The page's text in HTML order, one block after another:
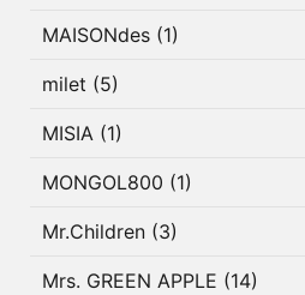
MAISONdes (1)
milet (5)
MISIA (1)
MONGOL800 (1)
Mr.Children (3)
Mrs. GREEN APPLE (14)